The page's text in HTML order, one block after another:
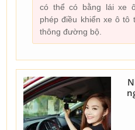
có thể có bằng lái xe
phép điều khiển xe ô tô
thông đường bộ.